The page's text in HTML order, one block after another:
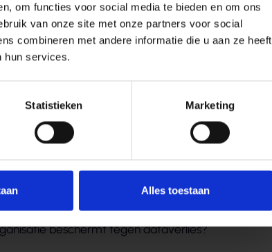
om functies voor social media te bieden en om ons
van onze site met onze partners voor social
combineren met andere informatie die u aan ze heeft
hun services.
Statistieken Marketing
Alles toestaan
back-
op onverwachte situaties en minimaliseer je
beschermt tegen dataverlies?